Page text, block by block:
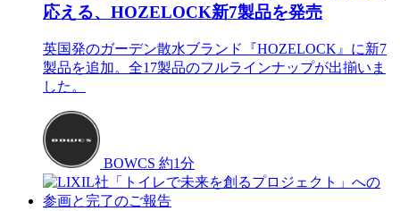
応える、HOZELOCK新7製品を発売
英国発のガーデン散水ブランド『HOZELOCK』に新7
製品を追加。全17製品のフルラインナップが出揃いま
した。
BOWCS 約1分